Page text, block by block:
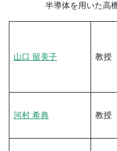
半導体を用いた高
山口 留美子 教授
河村 希典 教授